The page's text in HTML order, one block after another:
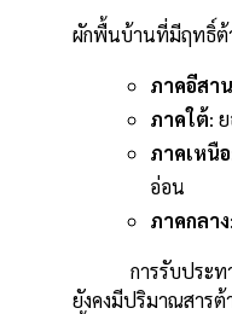
ผักพื้นบ้านที่มีฤทธิ์ต้
ภาคอีสาน
ภาคใต้:
ภาคเหนือ
อ่อน
ภาคกลาง
การรับประทาน
ยังคงมีปริมาณสารต้